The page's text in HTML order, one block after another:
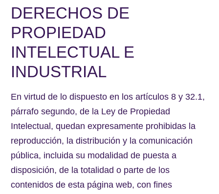
DERECHOS DE
PROPIEDAD
INTELECTUAL E
INDUSTRIAL
En virtud de lo dispuesto en los artículos 8 y 32.1,
párrafo segundo, de la Ley de Propiedad
Intelectual, quedan expresamente prohibidas la
reproducción, la distribución y la comunicación
pública, incluida su modalidad de puesta a
disposición, de la totalidad o parte de los
contenidos de esta página web, con fines